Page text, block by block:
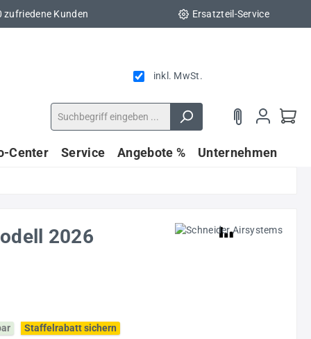
zufriedene Kunden Ersatzteil-Service
inkl. MwSt.
Center Service Angebote % Unternehmen
2026
Staffelrabatt sichern